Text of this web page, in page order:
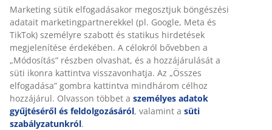
Értékelések
(6)
Kiszállítás
Marketing sütik elfogadásakor megosztjuk böngészési
adatait marketingpartnerekkel (pl. Google, Meta és
TikTok) személyre szabott és statikus hirdetések
megjelenítése érdekében. A célokról bővebben a
„Módosítás” részben olvashat, és a hozzájárulását a
süti ikonra kattintva visszavonhatja. Az „Összes
elfogadása” gombra kattintva mindhárom célhoz
hozzájárul. Olvasson többet a személyes adatok
gyűjtéséről és feldolgozásáról, valamint a süti
szabályzatunkról.